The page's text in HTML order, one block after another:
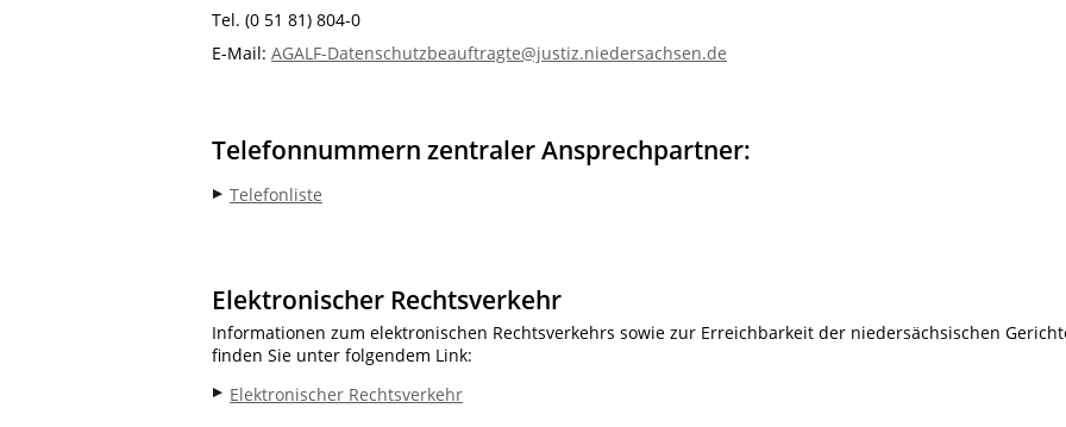
Tel. (0 51 81) 804-0
E-Mail: AGALF-Datenschutzbeauftragte@justiz.niedersachsen.de
Telefonnummern zentraler Ansprechpartner:
Telefonliste
Elektronischer Rechtsverkehr
Informationen zum elektronischen Rechtsverkehrs sowie zur Erreichbarkeit der niedersächsischen
finden Sie unter folgendem Link:
Elektronischer Rechtsverkehr